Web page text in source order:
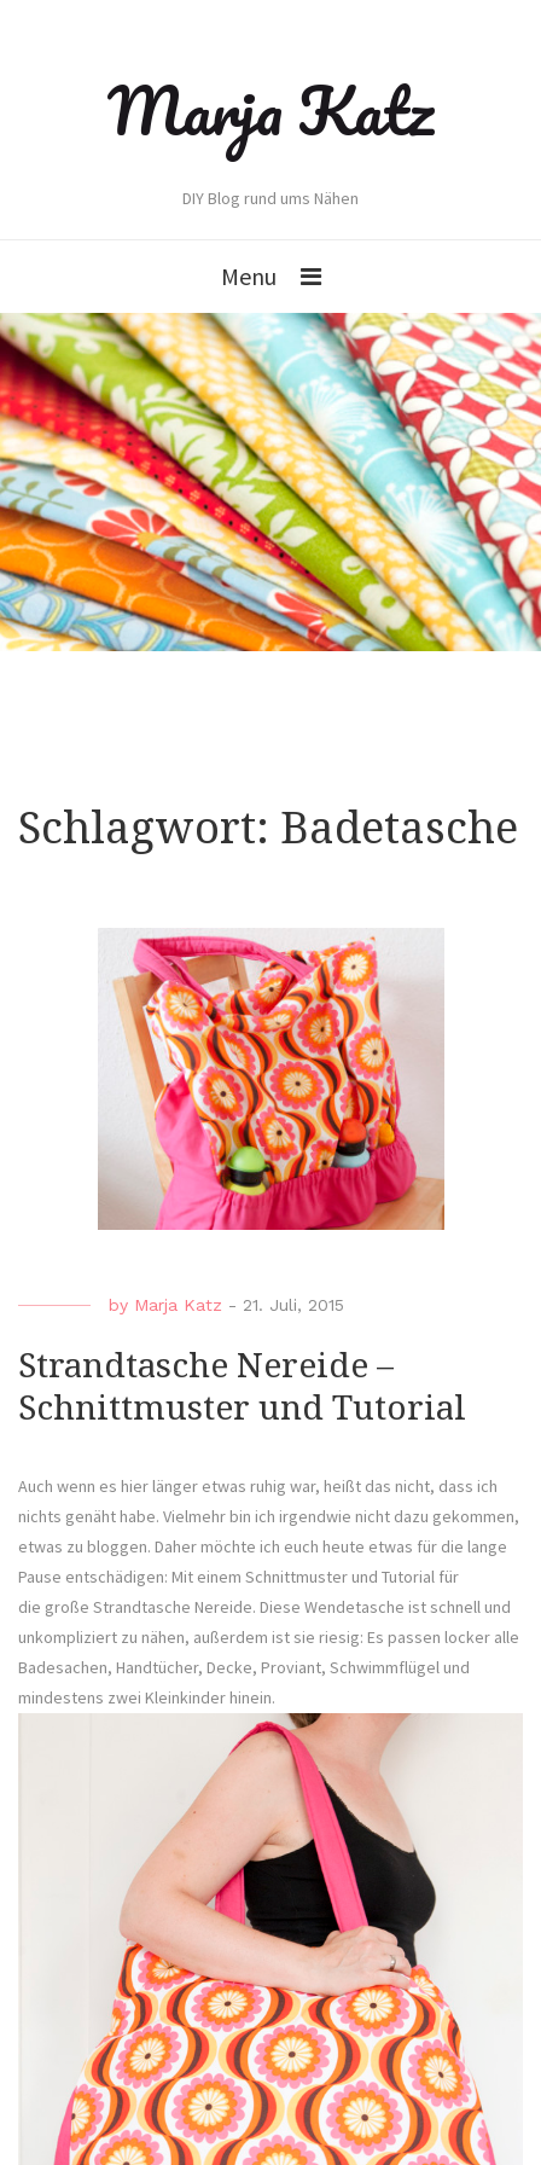
Marja Katz
DIY Blog rund ums Nähen
Menu
Schlagwort: Badetasche
by Marja Katz - 21. Juli, 2015
Strandtasche Nereide –
Schnittmuster und Tutorial
Auch wenn es hier länger etwas ruhig war, heißt das nicht, dass ich
nichts genäht habe. Vielmehr bin ich irgendwie nicht dazu gekommen,
etwas zu bloggen. Daher möchte ich euch heute etwas für die lange
Pause entschädigen: Mit einem Schnittmuster und Tutorial für
die große Strandtasche Nereide. Diese Wendetasche ist schnell und
unkompliziert zu nähen, außerdem ist sie riesig: Es passen locker alle
Badesachen, Handtücher, Decke, Proviant, Schwimmflügel und
mindestens zwei Kleinkinder hinein.